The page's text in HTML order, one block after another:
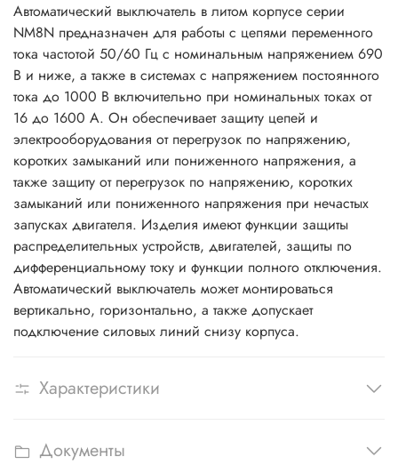
Автоматический выключатель в литом корпусе серии
NM8N предназначен для работы с цепями переменного
тока частотой 50/60 Гц с номинальным напряжением 690
В и ниже, а также в системах с напряжением постоянного
тока до 1000 В включительно при номинальных токах от
16 до 1600 A. Он обеспечивает защиту цепей и
электрооборудования от перегрузок по напряжению,
коротких замыканий или пониженного напряжения, а
также защиту от перегрузок по напряжению, коротких
замыканий или пониженного напряжения при нечастых
запусках двигателя. Изделия имеют функции защиты
распределительных устройств, двигателей, защиты по
дифференциальному току и функции полного отключения.
Автоматический выключатель может монтироваться
вертикально, горизонтально, а также допускает
подключение силовых линий снизу корпуса.
Характеристики
Документы